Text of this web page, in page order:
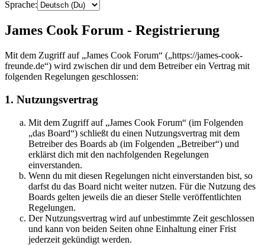
Sprache:
James Cook Forum - Registrierung
Mit dem Zugriff auf „James Cook Forum“ („https://james-cook-
freunde.de“) wird zwischen dir und dem Betreiber ein Vertrag mit
folgenden Regelungen geschlossen:
1. Nutzungsvertrag
Mit dem Zugriff auf „James Cook Forum“ (im Folgenden
„das Board“) schließt du einen Nutzungsvertrag mit dem
Betreiber des Boards ab (im Folgenden „Betreiber“) und
erklärst dich mit den nachfolgenden Regelungen
einverstanden.
Wenn du mit diesen Regelungen nicht einverstanden bist, so
darfst du das Board nicht weiter nutzen. Für die Nutzung des
Boards gelten jeweils die an dieser Stelle veröffentlichten
Regelungen.
Der Nutzungsvertrag wird auf unbestimmte Zeit geschlossen
und kann von beiden Seiten ohne Einhaltung einer Frist
jederzeit gekündigt werden.